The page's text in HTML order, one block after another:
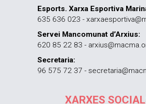
Esports. Xarxa Esportiva
635 636 023 -
Servei Mancomunat d’Arxius:
620 85 22 83 -
Secretaria:
96 575 72 37 -
XARXES